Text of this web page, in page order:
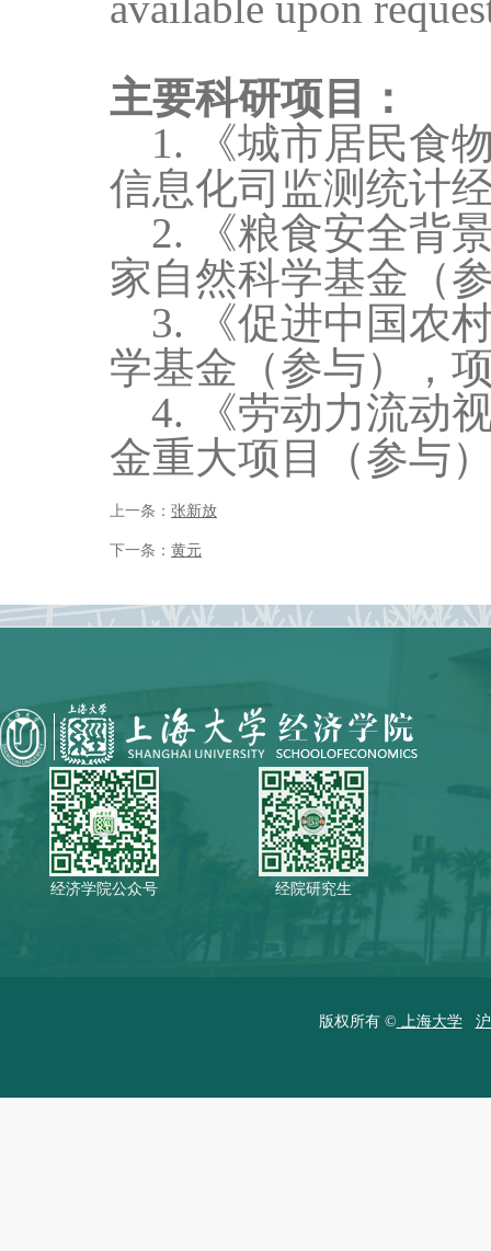
主要科研项目：
1.
《城市居民食
信息化司监测统计
2.
《粮食安全背
家自然科学基金（
3.
《促进中国农
学基金（参与），
4.
《劳动力流动
金重大项目（参与
上一条： 张新放
下一条： 黄元
经济学院公众号 经院研究生
版权所有 © 上海大学